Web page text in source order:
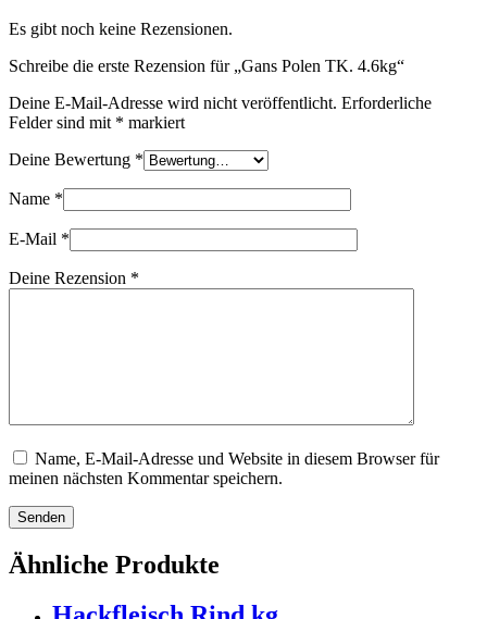
Es gibt noch keine Rezensionen.
Schreibe die erste Rezension für „Gans Polen TK. 4.6kg“
Deine E-Mail-Adresse wird nicht veröffentlicht. Erforderliche
Felder sind mit * markiert
Deine Bewertung *
Name *
E-Mail *
Deine Rezension *
Name, E-Mail-Adresse und Website in diesem Browser für
meinen nächsten Kommentar speichern.
Senden
Ähnliche Produkte